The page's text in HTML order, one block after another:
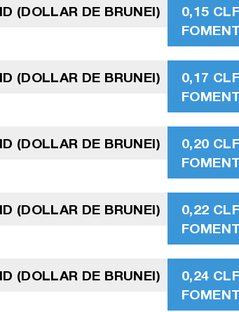
(DOLLAR DE BRUNEI)
0,15
(DOLLAR DE BRUNEI)
0,17
(DOLLAR DE BRUNEI)
0,20
(DOLLAR DE BRUNEI)
0,22
(DOLLAR DE BRUNEI)
0,24